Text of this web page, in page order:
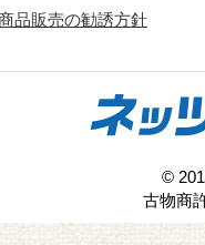
品販売の勧誘方針
©
古物商